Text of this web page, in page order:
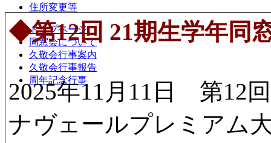
住所変更等
トップページ
同窓会について
久敬会行事案内
久敬会行事報告
周年記念行事
◆第12回 21期生学年同
2025年11月11日 第12
ナヴェールプレミアム